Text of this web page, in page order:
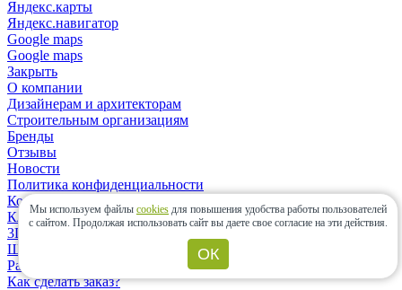
Яндекс.карты
Яндекс.навигатор
Google maps
Google maps
Закрыть
О компании
Дизайнерам и архитекторам
Строительным организациям
Бренды
Отзывы
Новости
Политика конфиденциальности
Контакты
Клиентам
3D-дизайн
Шоу-рум
Расчет материалов
Как сделать заказ?
Мы используем файлы cookies для повышения удобства работы пользователей
с сайтом. Продолжая использовать сайт вы даете свое согласие на эти действия.
ОК